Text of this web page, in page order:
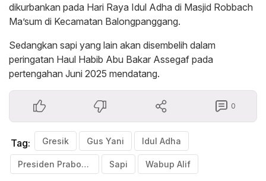
dikurbankan pada Hari Raya Idul Adha di Masjid Robbach
Ma’sum di Kecamatan Balongpanggang.
Sedangkan sapi yang lain akan disembelih dalam
peringatan Haul Habib Abu Bakar Assegaf pada
pertengahan Juni 2025 mendatang.
0
Tag: Gresik Gus Yani Idul Adha
Presiden Prabowo Sapi Wabup Alif